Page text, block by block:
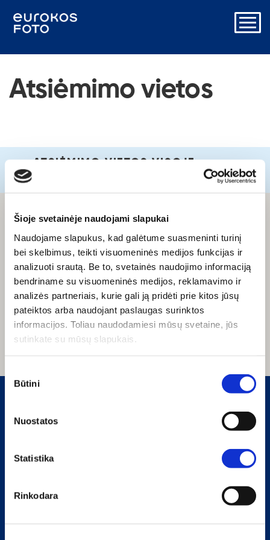
Šioje svetainėje naudojami slapukai
Naudojame slapukus, kad galėtume suasmeninti turinį
bei skelbimus, teikti visuomeninės medijos funkcijas ir
analizuoti srautą. Be to, svetainės naudojimo informaciją
bendriname su visuomeninės medijos, reklamavimo ir
analizės partneriais, kurie gali ją pridėti prie kitos jūsų
pateiktos arba naudojant paslaugas surinktos
informacijos. Toliau naudodamiesi mūsų svetaine, jūs
sutinkate su mūsų slapukais.
pasirinkimas
Būtini
Nuostatos
Statistika
Rinkodara
Atsiėmimo vietos
ATSIĖMIMO VIETOS VISOJE
Geriausių pasiūlymų prenumerata
Įkelti nuotraukas